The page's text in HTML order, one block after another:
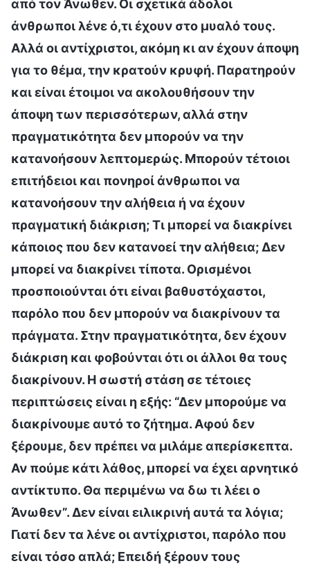
από τον Άνωθεν. Οι σχετικά άδολοι
άνθρωποι λένε ό,τι έχουν στο μυαλό τους.
Αλλά οι αντίχριστοι, ακόμη κι αν έχουν άποψη
για το θέμα, την κρατούν κρυφή. Παρατηρούν
και είναι έτοιμοι να ακολουθήσουν την
άποψη των περισσότερων, αλλά στην
πραγματικότητα δεν μπορούν να την
κατανοήσουν λεπτομερώς. Μπορούν τέτοιοι
επιτήδειοι και πονηροί άνθρωποι να
κατανοήσουν την αλήθεια ή να έχουν
πραγματική διάκριση; Τι μπορεί να διακρίνει
κάποιος που δεν κατανοεί την αλήθεια; Δεν
μπορεί να διακρίνει τίποτα. Ορισμένοι
προσποιούνται ότι είναι βαθυστόχαστοι,
παρόλο που δεν μπορούν να διακρίνουν τα
πράγματα. Στην πραγματικότητα, δεν έχουν
διάκριση και φοβούνται ότι οι άλλοι θα τους
διακρίνουν. Η σωστή στάση σε τέτοιες
περιπτώσεις είναι η εξής: “Δεν μπορούμε να
διακρίνουμε αυτό το ζήτημα. Αφού δεν
ξέρουμε, δεν πρέπει να μιλάμε απερίσκεπτα.
Αν πούμε κάτι λάθος, μπορεί να έχει αρνητικό
αντίκτυπο. Θα περιμένω να δω τι λέει ο
Άνωθεν”. Δεν είναι ειλικρινή αυτά τα λόγια;
Γιατί δεν τα λένε οι αντίχριστοι, παρόλο που
είναι τόσο απλά; Επειδή ξέρουν τους